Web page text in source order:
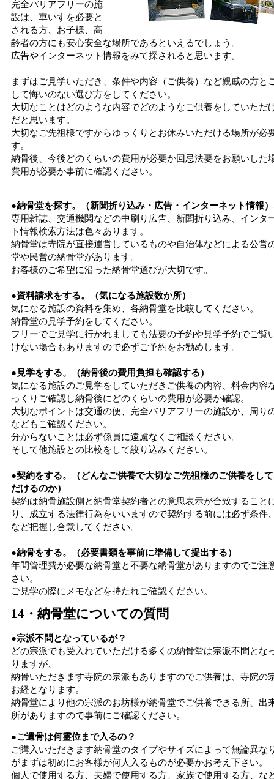
完全バリアフリーの施
設は、車いすを必要と
される方、お子様、高
齢者の方にも安心安全な場所であるといえるでしょう。
広告やインターネット情報をみて探されると思います。
まずはご見学いただき、条件や内容（ご供養）など親戚の方と
して悔いのない選び方をしてください。
大切なことはどのような内容でどのようなご供養をしていただ
だと思います。
大切なご先祖様ですからゆっくりとお休みいただける場所が必
す。
納骨後、今後どのくらいの費用が必要か回忌法要をお願いした
費用が必要か事前に確認ください。
●納骨堂を探す。（新聞折り込み・広告・インターネット情報
専用雑誌、交通機関などの中刷り広告、新聞折り込み、インタ
ト情報検索方法は色々あります。
納骨堂は寺院が直接運営しているものや自治体などによる公営
堂や民営の納骨堂があります。
お客様のご希望に沿った納骨堂選びが大切です。
●資料請求をする。（気になる施設数か所）
気になる施設の資料を集め、各納骨堂を比較してください。
納骨堂の見学予約をしてください。
フリーでご見学に行かれましても法要の予約や見学予約でご覧
けない場合もありますので必ずご予約をお勧めします。
●見学をする。（納骨後の費用負担も確認する）
気になる施設のご見学をしていただきご供養の内容、料金内容
っくりご確認し納骨後にどのくらいの費用が必要か確認。
大切なポイントは交通の便、完全バリアフリーの施設か、周り
などもご確認ください。
分からないことは必ず係員に遠慮なくご相談ください。
そして他施設との比較をして絞り込みください。
●契約をする。（どんなご供養で大切なご先祖様のご供養をし
だけるのか）
契約は納骨施設側と納骨堂契約者との意思表示が合致すること
り、成立する法律行為をいいますので契約する前には必ず条件
など把握し合意してください。
●納骨をする。（必要書類を事前に準備して提出する）
年間管理費が必要な納骨堂と不要な納骨堂がありますのでご注
さい。
ご見学の際にメモなどを持たれご確認ください。
14・納骨堂についての質問
●宗派不問となっているが？
どの宗派でも受入れていただける多くの納骨堂は宗派不問とな
りますが、
納骨いただきます寺院の宗派もありますのでご供養は、寺院の
お経となります。
納骨堂により他の宗派のお坊様が納骨堂でご供養できる所、出
所がありますので事前にご確認ください。
●ご遺骨は何霊位まで入るの？
ご購入いただきます納骨堂のタイプやサイズによって無論異な
がまずは初めにお客様が何人入るものが必要かお考え下さい。
個人で使用する方、夫婦で使用する方、家族で使用する方、な